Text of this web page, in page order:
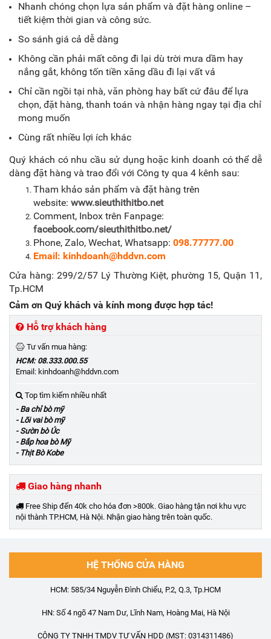
Nhanh chóng chọn lựa sản phẩm và đặt hàng online –
tiết kiệm thời gian và công sức.
So sánh giá cả dễ dàng
Không cần phải mất công đi lại dù trời mưa dầm hay
nắng gắt, không tốn tiền xăng dầu đi lại vất vả
Chỉ cần ngồi tại nhà, văn phòng hay bất cứ đâu để lựa
chọn, đặt hàng, thanh toán và nhận hàng ngay tại địa chỉ
mong muốn
Cùng rất nhiều lợi ích khác
Quý khách có nhu cầu sử dụng hoặc kinh doanh có thể dễ
dàng đặt hàng và trao đổi với Công ty qua 4 kênh sau:
Tham khảo sản phẩm và đặt hàng trên
website: www.sieuthithitbo.net
Comment, Inbox trên Fanpage:
facebook.com/sieuthithitbo.net/
Phone, Zalo, Wechat, Whatsapp: 098.77777.00
Email: kinhdoanh@hddvn.com
Cửa hàng: 299/2/57 Lý Thường Kiệt, phường 15, Quận 11,
Tp.HCM
Cảm ơn Quý khách và kính mong được hợp tác!
Hỗ trợ khách hàng
Tư vấn mua hàng:
HCM: 08.333.000.55
Email: kinhdoanh@hddvn.com
Top tìm kiếm nhiều nhất
- Ba chỉ bò mỹ
- Lõi vai bò mỹ
- Sườn bò Úc
- Bắp hoa bò Mỹ
- Thịt Bò Kobe
Giao hàng nhanh
Free Ship đến 40k cho hóa đơn >800k. Giao hàng tận nơi khu vực
nội thành TP.HCM, Hà Nội. Nhận giao hàng trên toàn quốc.
HỆ THỐNG CỬA HÀNG
HCM: 585/34 Nguyễn Đình Chiểu, P.2, Q.3, Tp.HCM
HN: Số 4 ngõ 47 Nam Dư, Lĩnh Nam, Hoàng Mai, Hà Nội
CÔNG TY TNHH TMDV TƯ VẤN HDD (MST: 0314311486)